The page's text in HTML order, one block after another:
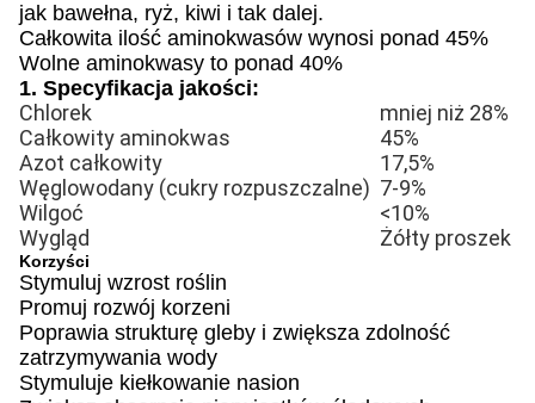
jak bawełna, ryż, kiwi i tak dalej.
Całkowita ilość aminokwasów wynosi ponad 45%
Wolne aminokwasy to ponad 40%
1. Specyfikacja jakości:
Chlorek
mniej niż 28%
Całkowity aminokwas
45%
Azot całkowity
17,5%
Węglowodany (cukry rozpuszczalne) 7-9%
Wilgoć
<10%
Wygląd
Żółty proszek
Korzyści
Stymuluj wzrost roślin
Promuj rozwój korzeni
Poprawia strukturę gleby i zwiększa zdolność
zatrzymywania wody
Stymuluje kiełkowanie nasion